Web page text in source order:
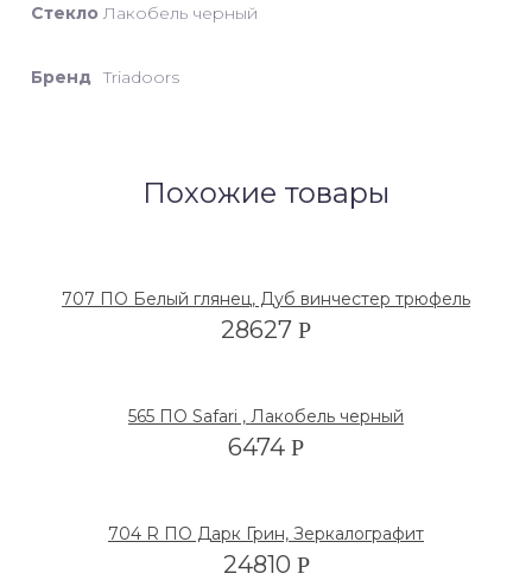
Стекло Лакобель черный
Бренд Triadoors
Похожие товары
707 ПО Белый глянец, Дуб винчестер трюфель
28627 Р
565 ПО Safari , Лакобель черный
6474 Р
704 R ПО Дарк Грин, Зеркалографит
24810 Р